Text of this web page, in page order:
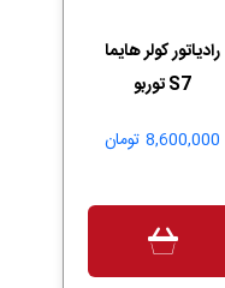
رادیاتور کولر هایما
S7 توربو
8,600,000 تومان